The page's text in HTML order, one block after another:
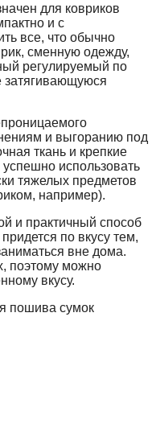
для ковриков
и с
все, что обычно
сменную одежду,
регулируемый по
затягивающуюся
и выгоранию под
ткань и крепкие
использовать
тяжелых предметов
например).
и практичный способ
по вкусу тем,
вне дома.
поэтому можно
вкусу.
пошива сумок